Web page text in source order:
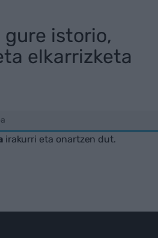
istorio,
elkarrizketa
irakurri eta onartzen dut.